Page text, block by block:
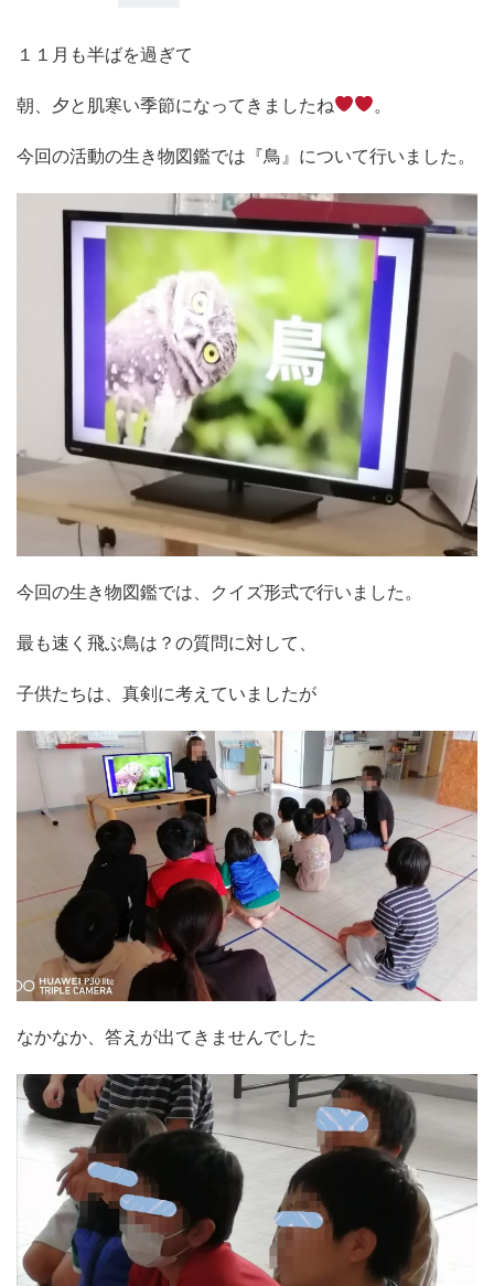
１１月も半ばを過ぎて
朝、夕と肌寒い季節になってきましたね 。
今回の活動の生き物図鑑では『鳥』について行いました。
今回の生き物図鑑では、クイズ形式で行いました。
最も速く飛ぶ鳥は？の質問に対して、
子供たちは、真剣に考えていましたが
なかなか、答えが出てきませんでした